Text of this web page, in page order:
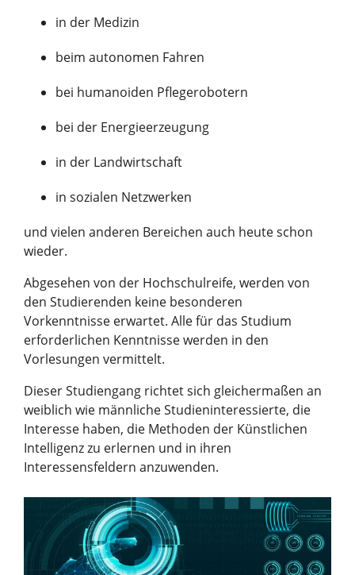
in der Medizin
beim autonomen Fahren
bei humanoiden Pflegerobotern
bei der Energieerzeugung
in der Landwirtschaft
in sozialen Netzwerken
und vielen anderen Bereichen auch heute schon
wieder.
Abgesehen von der Hochschulreife, werden von
den Studierenden keine besonderen
Vorkenntnisse erwartet. Alle für das Studium
erforderlichen Kenntnisse werden in den
Vorlesungen vermittelt.
Dieser Studiengang richtet sich gleichermaßen an
weiblich wie männliche Studieninteressierte, die
Interesse haben, die Methoden der Künstlichen
Intelligenz zu erlernen und in ihren
Interessensfeldern anzuwenden.